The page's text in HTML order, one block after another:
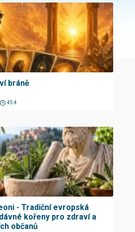
bráně
45:4
- Tradiční evropská
kořeny pro zdraví a
občanů